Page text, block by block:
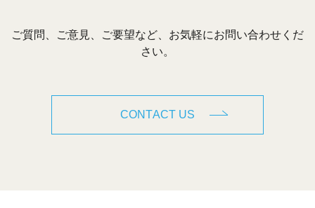
ご質問、ご意見、ご要望など、お気軽にお問い合わせくだ
さい。
CONTACT US